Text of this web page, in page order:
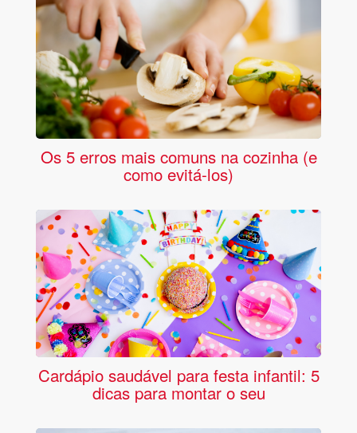
Os 5 erros mais comuns na cozinha (e
como evitá-los)
Cardápio saudável para festa infantil: 5
dicas para montar o seu